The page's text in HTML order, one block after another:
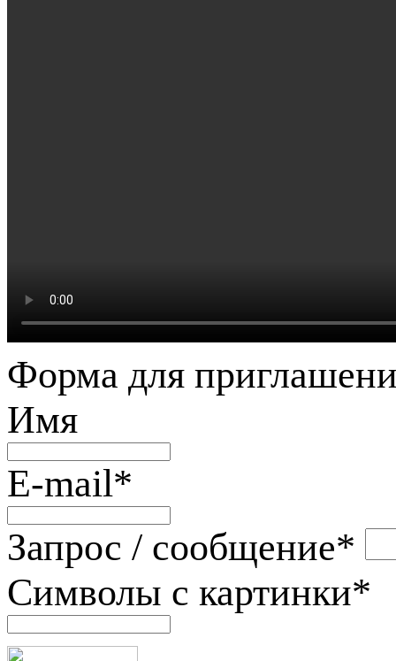
Форма для
Имя
E-mail*
Запрос / сообщение*
Символы с картинки*